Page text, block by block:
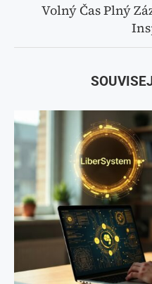
Volný Čas Plný